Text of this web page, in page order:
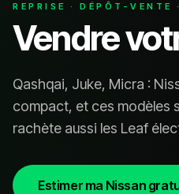
REPRISE · DÉPÔT-VENTE
Vendre
Qashqai, Juke, Micra :
compact, et ces modèles
rachète aussi les Leaf
Estimer ma Nissan